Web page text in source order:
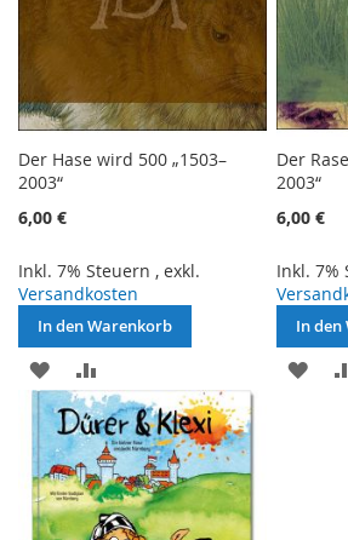
Der Hase wird 500 „1503–
2003“
6,00 €
Inkl. 7% Steuern , exkl.
Versandkosten
In den Warenkorb
ZUR
WUNSCHLISTE
HINZUFÜGEN
VERGLEICHSLISTE
HINZUFÜGEN
Der
2003“
6,00 €
Inkl. 7%
In
ZUR